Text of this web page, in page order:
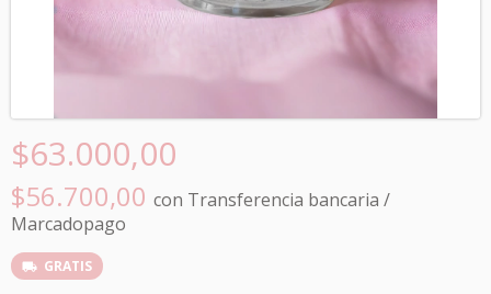
$63.000,00
$56.700,00 con Transferencia bancaria /
Marcadopago
GRATIS